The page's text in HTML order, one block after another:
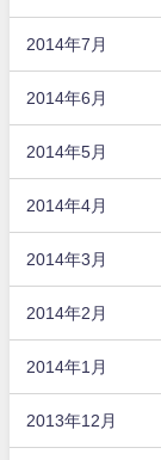
2014年7月
2014年6月
2014年5月
2014年4月
2014年3月
2014年2月
2014年1月
2013年12月